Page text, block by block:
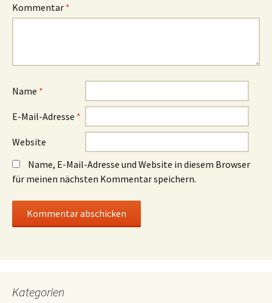
Kommentar *
Name *
E-Mail-Adresse *
Website
Name, E-Mail-Adresse und Website in diesem Browser
für meinen nächsten Kommentar speichern.
Kategorien